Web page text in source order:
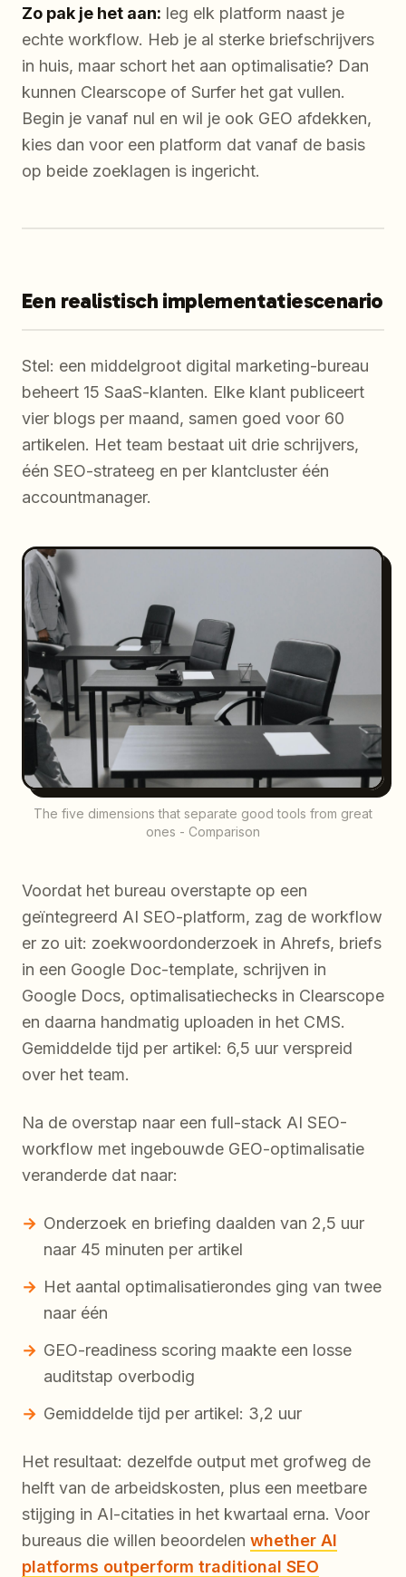
Zo pak je het aan: leg elk platform naast je
echte workflow. Heb je al sterke briefschrijvers
in huis, maar schort het aan optimalisatie? Dan
kunnen Clearscope of Surfer het gat vullen.
Begin je vanaf nul en wil je ook GEO afdekken,
kies dan voor een platform dat vanaf de basis
op beide zoeklagen is ingericht.
Een realistisch implementatiescenario
Stel: een middelgroot digital marketing-bureau
beheert 15 SaaS-klanten. Elke klant publiceert
vier blogs per maand, samen goed voor 60
artikelen. Het team bestaat uit drie schrijvers,
één SEO-strateeg en per klantcluster één
accountmanager.
The five dimensions that separate good tools from great
ones - Comparison
Voordat het bureau overstapte op een
geïntegreerd AI SEO-platform, zag de workflow
er zo uit: zoekwoordonderzoek in Ahrefs, briefs
in een Google Doc-template, schrijven in
Google Docs, optimalisatiechecks in Clearscope
en daarna handmatig uploaden in het CMS.
Gemiddelde tijd per artikel: 6,5 uur verspreid
over het team.
Na de overstap naar een full-stack AI SEO-
workflow met ingebouwde GEO-optimalisatie
veranderde dat naar:
Onderzoek en briefing daalden van 2,5 uur
naar 45 minuten per artikel
Het aantal optimalisatierondes ging van twee
naar één
GEO-readiness scoring maakte een losse
auditstap overbodig
Gemiddelde tijd per artikel: 3,2 uur
Het resultaat: dezelfde output met grofweg de
helft van de arbeidskosten, plus een meetbare
stijging in AI-citaties in het kwartaal erna. Voor
bureaus die willen beoordelen whether AI
platforms outperform traditional SEO